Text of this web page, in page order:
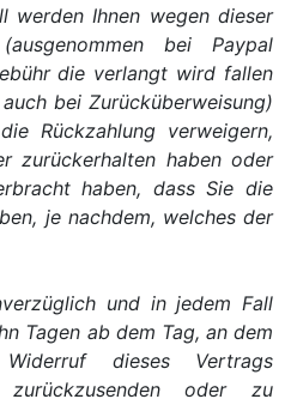
werden Ihnen wegen dieser
bei Paypal
die verlangt wird fallen
bei Zurücküberweisung)
Rückzahlung verweigern,
zurückerhalten haben oder
haben, dass Sie die
je nachdem, welches der
und in jedem Fall
Tagen ab dem Tag, an dem
dieses Vertrags
oder zu